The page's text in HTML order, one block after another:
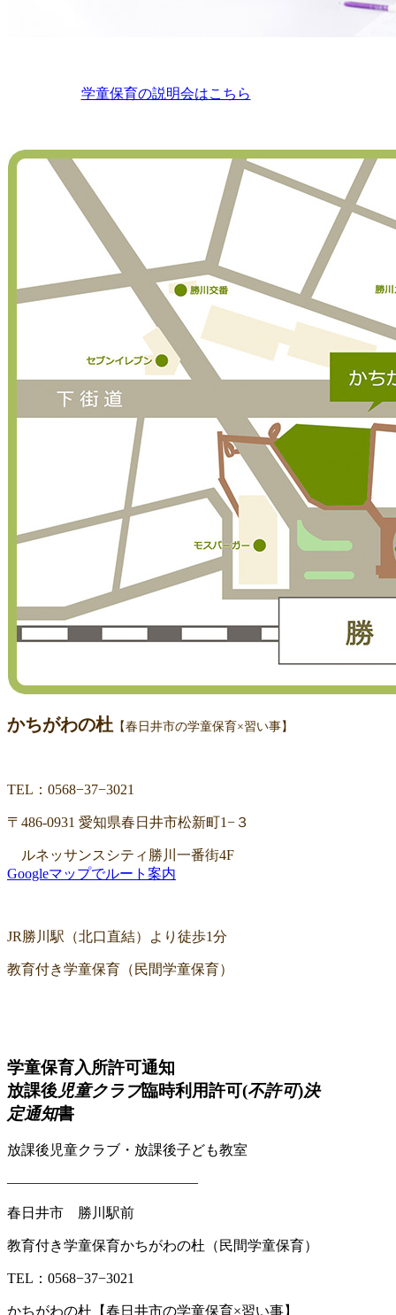
学童保育の説明会はこちら
かちがわの杜 【春日井市の学童保育×習い事】
TEL：0568−37−3021
〒486-0931 愛知県春日井市松新町1−３
ルネッサンスシティ勝川一番街4F
Googleマップでルート案内
JR勝川駅（北口直結）より徒歩1分
教育付き学童保育（民間学童保育）
学童保育入所許可通知
放課後 児童クラブ臨時利用許可(不許可)決
定通知書
放課後児童クラブ・放課後子ども教室
—————————————–
春日井市 勝川駅前
教育付き学童保育かちがわの杜（民間学童保育）
TEL：0568−37−3021
かちがわの杜【春日井市の学童保育×習い事】